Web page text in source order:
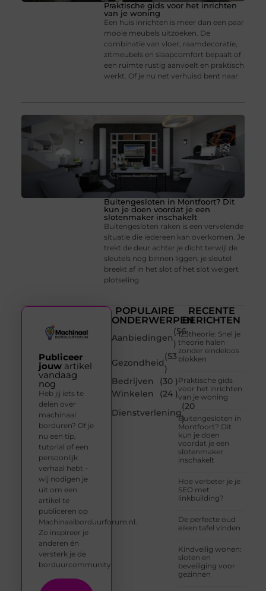
Praktische gids voor het inrichten
van je woning
Een huis inrichten is meer dan een paar
mooie meubels uitzoeken. De
combinatie van vloer, raamdecoratie,
zitmeubels en slaapcomfort bepaalt of
een ruimte rustig aanvoelt en praktisch
werkt. Of je nu net verhuisd bent naar
Buitengesloten in Montfoort? Dit
kun je doen voordat je een
slotenmaker inschakelt
Buitengesloten raken is een vervelende
situatie die iedereen kan overkomen. Je
trekt de deur achter je dicht terwijl de
sleutels nog binnen liggen, je sleutel
breekt af in het slot of het slot weigert
plotseling
POPULAIRE
ONDERWERPEN
Aanbiedingen
(56
)
Gezondheid
(53
)
Bedrijven
(30 )
Winkelen
(24 )
Dienstverlening
(20
)
RECENTE
BERICHTEN
123theorie: Snel je
theorie halen
zonder eindeloos
blokken
Praktische gids
voor het inrichten
van je woning
Buitengesloten in
Montfoort? Dit
kun je doen
voordat je een
slotenmaker
inschakelt
Hoe verbeter je je
SEO met
linkbuilding?
De perfecte oud
eiken tafel vinden
Kindveilig wonen:
sloten en
beveiliging voor
gezinnen
Publiceer
jouwartikel
vandaag
nog
Heb jij iets te
delen over
machinaal
borduren? Of je
nu een tip,
tutorial of een
persoonlijk
verhaal hebt –
wij nodigen je
uit om een
artikel te
publiceren op
Machinaalborduurforum.nl.
Zo inspireer je
anderen én
versterk je de
borduurcommunity.